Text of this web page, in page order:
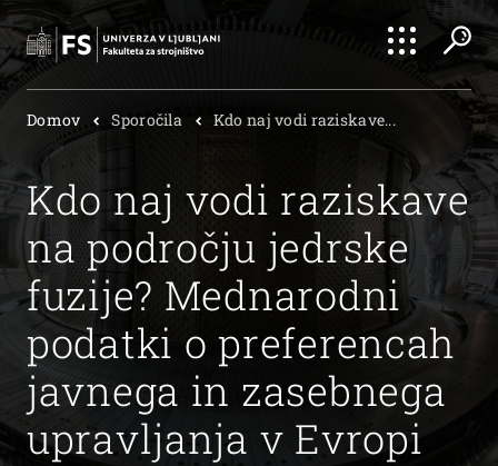
Išči
Išči
Domov Sporočila Kdo naj vodi raziskave...
Kdo naj vodi raziskave
na področju jedrske
fuzije? Mednarodni
podatki o preferencah
javnega in zasebnega
upravljanja v Evropi